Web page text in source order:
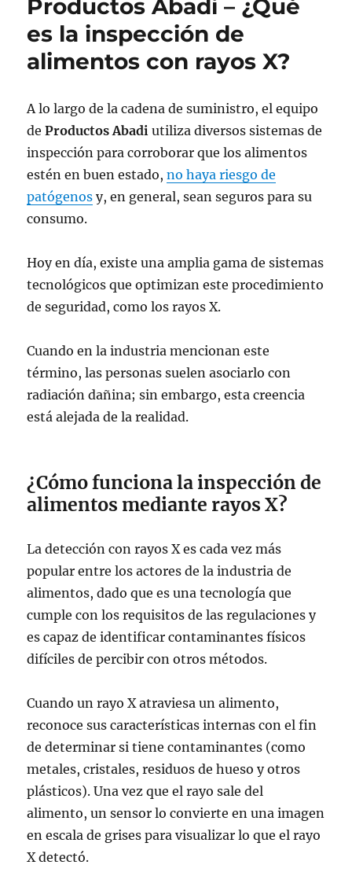
Productos Abadi – ¿Qué
es la inspección de
alimentos con rayos X?
A lo largo de la cadena de suministro, el equipo
deProductos Abadi utiliza diversos sistemas de
inspección para corroborar que los alimentos
estén en buen estado,no haya riesgo de
patógenos y, en general, sean seguros para su
consumo.
Hoy en día, existe una amplia gama de sistemas
tecnológicos que optimizan este procedimiento
de seguridad, como los rayos X.
Cuando en la industria mencionan este
término, las personas suelen asociarlo con
radiación dañina; sin embargo, esta creencia
está alejada de la realidad.
¿Cómo funciona la inspección de
alimentos mediante rayos X?
La detección con rayos X es cada vez más
popular entre los actores de la industria de
alimentos, dado que es una tecnología que
cumple con los requisitos de las regulaciones y
es capaz de identificar contaminantes físicos
difíciles de percibir con otros métodos.
Cuando un rayo X atraviesa un alimento,
reconoce sus características internas con el fin
de determinar si tiene contaminantes (como
metales, cristales, residuos de hueso y otros
plásticos). Una vez que el rayo sale del
alimento, un sensor lo convierte en una imagen
en escala de grises para visualizar lo que el rayo
X detectó.